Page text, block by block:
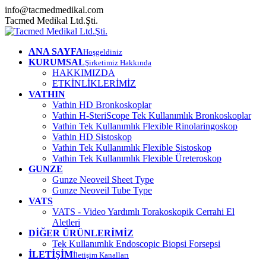
info@tacmedmedikal.com
Tacmed Medikal Ltd.Şti.
ANA SAYFAHoşgeldiniz
KURUMSALŞirketimiz Hakkında
HAKKIMIZDA
ETKİNLİKLERİMİZ
VATHIN
Vathin HD Bronkoskoplar
Vathin H-SteriScope Tek Kullanımlık Bronkoskoplar
Vathin Tek Kullanımlık Flexible Rinolaringoskop
Vathin HD Sistoskop
Vathin Tek Kullanımlık Flexible Sistoskop
Vathin Tek Kullanımlık Flexible Üreteroskop
GUNZE
Gunze Neoveil Sheet Type
Gunze Neoveil Tube Type
VATS
VATS - Video Yardımlı Torakoskopik Cerrahi El
Aletleri
DİĞER ÜRÜNLERİMİZ
Tek Kullanımlık Endoscopic Biopsi Forsepsi
İLETİŞİMİletişim Kanalları